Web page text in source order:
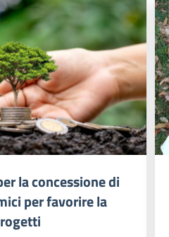
la concessione di
per favorire la